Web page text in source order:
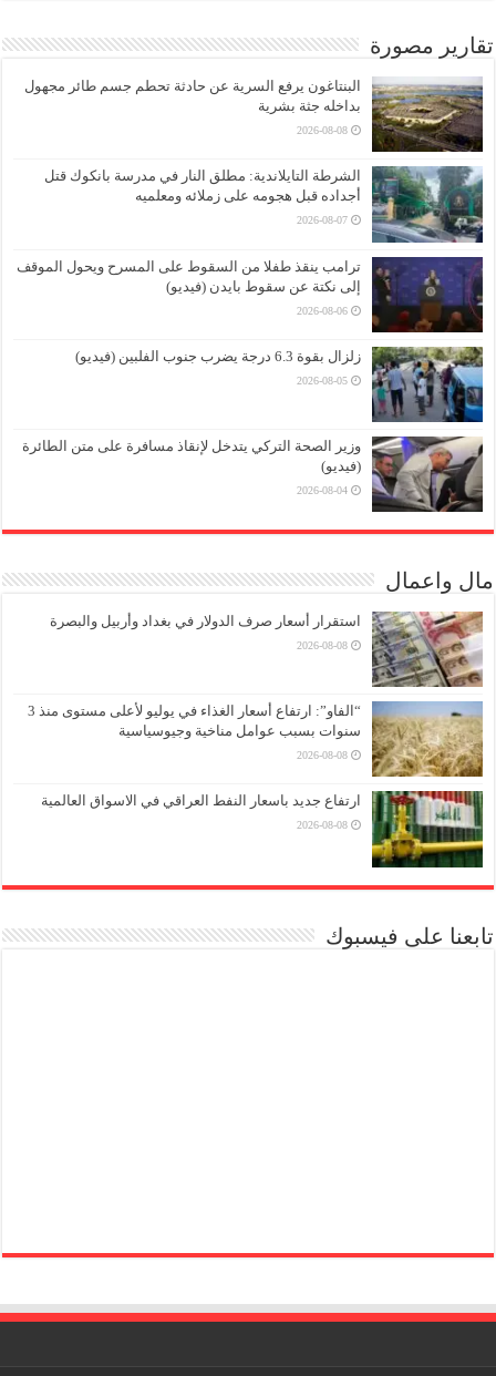
تقارير مصورة
البنتاغون يرفع السرية عن حادثة تحطم جسم طائر مجهول
بداخله جثة بشرية
2026-08-08
الشرطة التايلاندية: مطلق النار في مدرسة بانكوك قتل
أجداده قبل هجومه على زملائه ومعلميه
2026-08-07
ترامب ينقذ طفلا من السقوط على المسرح ويحول الموقف
إلى نكتة عن سقوط بايدن (فيديو)
2026-08-06
زلزال بقوة 6.3 درجة يضرب جنوب الفلبين (فيديو)
2026-08-05
وزير الصحة التركي يتدخل لإنقاذ مسافرة على متن الطائرة
(فيديو)
2026-08-04
مال واعمال
استقرار أسعار صرف الدولار في بغداد وأربيل والبصرة
2026-08-08
“الفاو”: ارتفاع أسعار الغذاء في يوليو لأعلى مستوى منذ 3
سنوات بسبب عوامل مناخية وجيوسياسية
2026-08-08
ارتفاع جديد باسعار النفط العراقي في الاسواق العالمية
2026-08-08
تابعنا على فيسبوك